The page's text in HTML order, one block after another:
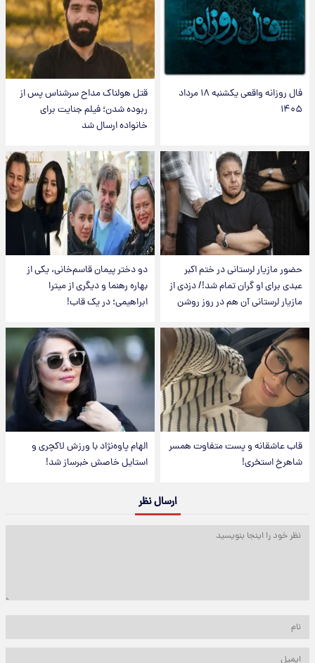
فال روزانه واقعی یکشنبه ۱۸ مرداد
۱۴۰۵
قتل هولناک مداح سرشناس پس از
ربوده شدن؛ فیلم جنایت برای
خانواده ارسال شد
حضور مازیار لرستانی در ختم اکبر
عبدی برای او گران تمام شد!/ دزدی از
مازیار لرستانی آن هم در روز روشن
دو دختر پیمان قاسم‌خانی، یکی از
بهاره رهنما و دیگری از میترا
ابراهیمی؛ در یک قاب!
قاب عاشقانه و پست متفاوت همسر
شاهرخ استخری!
الهام پاوه‌نژاد با ورزش لاکچری و
استایل خاصش خبرساز شد!
ارسال نظر